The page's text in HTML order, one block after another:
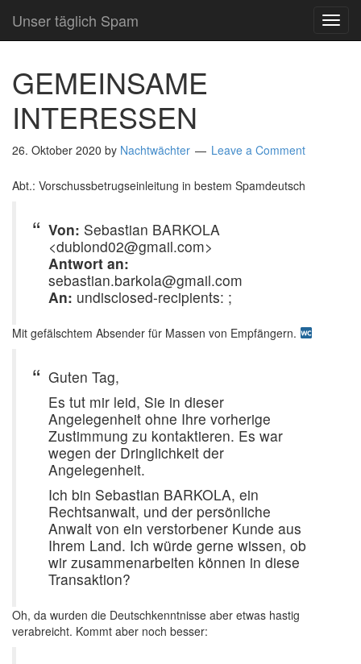
Unser täglich Spam
GEMEINSAME
INTERESSEN
26. Oktober 2020 by Nachtwächter Leave a Comment
Abt.: Vorschussbetrugseinleitung in bestem Spamdeutsch
Von: Sebastian BARKOLA
<dublond02@gmail.com>
Antwort an:
sebastian.barkola@gmail.com
An: undisclosed-recipients: ;
Mit gefälschtem Absender für Massen von Empfängern.
Guten Tag,
Es tut mir leid, Sie in dieser
Angelegenheit ohne Ihre vorherige
Zustimmung zu kontaktieren. Es war
wegen der Dringlichkeit der
Angelegenheit.
Ich bin Sebastian BARKOLA, ein
Rechtsanwalt, und der persönliche
Anwalt von ein verstorbener Kunde aus
Ihrem Land. Ich würde gerne wissen, ob
wir zusammenarbeiten können in diese
Transaktion?
Oh, da wurden die Deutschkenntnisse aber etwas hastig
verabreicht. Kommt aber noch besser: